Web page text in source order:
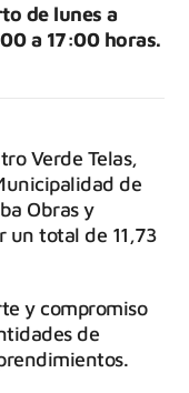
de lunes a
a 17:00 horas.
Verde Telas,
de
Obras y
un total de 11,73
y compromiso
de